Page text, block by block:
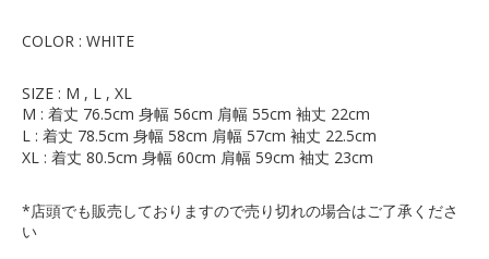
COLOR : WHITE
SIZE : M , L , XL
M : 着丈 76.5cm 身幅 56cm 肩幅 55cm 袖丈 22cm
L : 着丈 78.5cm 身幅 58cm 肩幅 57cm 袖丈 22.5cm
XL : 着丈 80.5cm 身幅 60cm 肩幅 59cm 袖丈 23cm
*店頭でも販売しておりますので売り切れの場合はご了承くださ
い